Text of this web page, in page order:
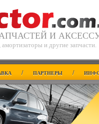
И
и другие запчасти.
/ ПАРТНЕРЫ /